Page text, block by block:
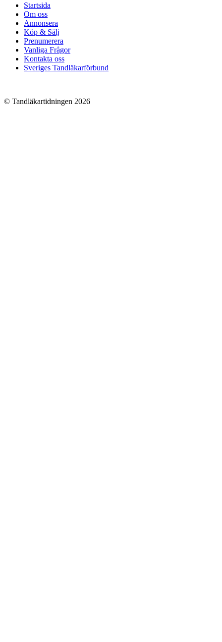
Startsida
Om oss
Annonsera
Köp & Sälj
Prenumerera
Vanliga Frågor
Kontakta oss
Sveriges Tandläkarförbund
© Tandläkartidningen 2026